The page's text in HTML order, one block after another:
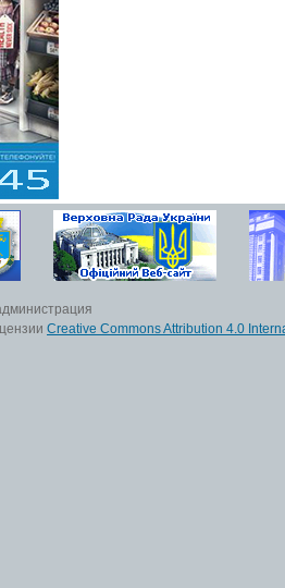
Creative Commons Attribution 4.0